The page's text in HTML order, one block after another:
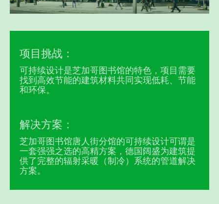
项目挑战：
可持续设计是芝加哥图书馆的特色，项目需要
找到高效节能的建筑材料共同实现低耗、节能
和环保。
解决方案：
芝加哥图书馆唐人街分馆的可持续设计可谓是
一套强强之选的高精方案，德国阔盛为建筑提
供了完整的辐射采暖（制冷）系统的管道解决
方案。